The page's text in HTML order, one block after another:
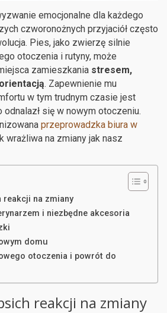
emocjonalne dla każdego
czworonożnych przyjaciół często
Pies, jako zwierzę silnie
otoczenia i rutyny, może
zamieszkania stresem,
. Zapewnienie mu
w tym trudnym czasie jest
się w nowym otoczeniu.
przeprowadzka biura w
wrażliwa na zmiany jak nasz
na zmiany
i niezbędne akcesoria
domu
otoczenia i powrót do
reakcji na zmiany